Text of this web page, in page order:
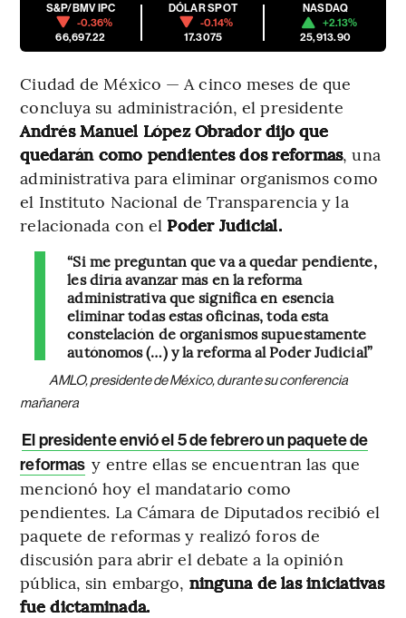
S&P/BMV IPC
-0.36%
66,697.22
DÓLAR SPOT
-0.14%
17.3075
NASDAQ
+2.13%
25,913.90
Ciudad de México — A cinco meses de que
concluya su administración, el presidente
Andrés Manuel López Obrador dijo que
quedarán como pendientes dos reformas, una
administrativa para eliminar organismos como
el Instituto Nacional de Transparencia y la
relacionada con el Poder Judicial.
“Si me preguntan que va a quedar pendiente,
les diría avanzar más en la reforma
administrativa que significa en esencia
eliminar todas estas oficinas, toda esta
constelación de organismos supuestamente
autónomos (…) y la reforma al Poder Judicial”
AMLO, presidente de México, durante su conferencia
mañanera
El presidente envió el 5 de febrero un paquete de
reformas y entre ellas se encuentran las que
mencionó hoy el mandatario como
pendientes. La Cámara de Diputados recibió el
paquete de reformas y realizó foros de
discusión para abrir el debate a la opinión
pública, sin embargo, ninguna de las iniciativas
fue dictaminada.